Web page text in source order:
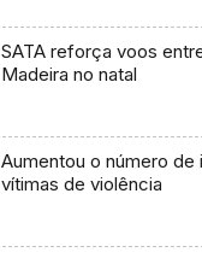
SATA reforça voos
Madeira no natal
Aumentou o número de
vítimas de violência